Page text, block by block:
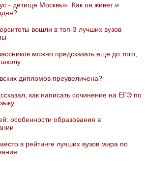
- детище Москвы». Как он живет и
вошли в топ-3 лучших вузов
можно предсказать еще до того,
школу
дипломов преувеличена?
как написать сочинение на ЕГЭ по
особенности образования в
в рейтинге лучших вузов мира по